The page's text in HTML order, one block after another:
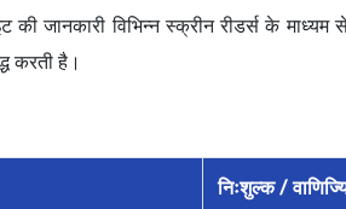
की जानकारी विभिन्न स्क्रीन रीडर्स के
करती है।
निःशुल्क /